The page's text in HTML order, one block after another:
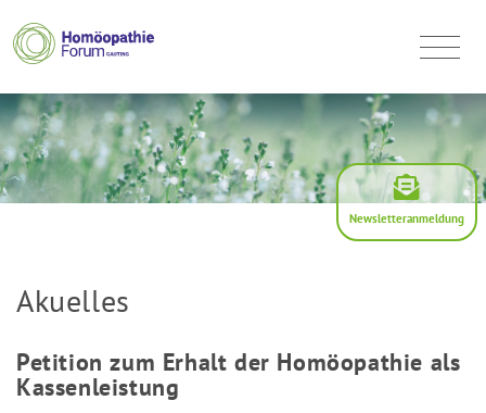
Newsletteranmeldung
Akuelles
Petition zum Erhalt der Homöopathie als
Kassenleistung